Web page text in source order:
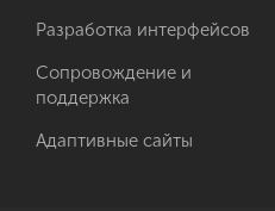
Разработка интерфейсов
Сопровождение и
поддержка
Адаптивные сайты